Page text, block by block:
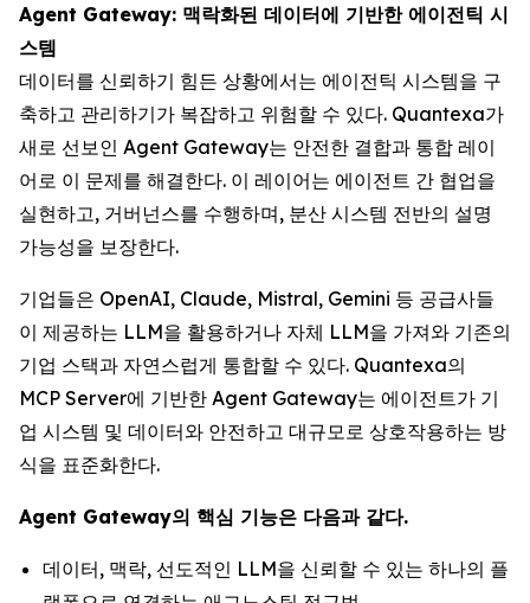
Agent Gateway: 맥락화된 데이터에 기반한 에이전틱 시
스템
데이터를 신뢰하기 힘든 상황에서는 에이전틱 시스템을 구
축하고 관리하기가 복잡하고 위험할 수 있다. Quantexa가
새로 선보인 Agent Gateway는 안전한 결합과 통합 레이
어로 이 문제를 해결한다. 이 레이어는 에이전트 간 협업을
실현하고, 거버넌스를 수행하며, 분산 시스템 전반의 설명
가능성을 보장한다.
기업들은 OpenAI, Claude, Mistral, Gemini 등 공급사들
이 제공하는 LLM을 활용하거나 자체 LLM을 가져와 기존의
기업 스택과 자연스럽게 통합할 수 있다. Quantexa의
MCP Server에 기반한 Agent Gateway는 에이전트가 기
업 시스템 및 데이터와 안전하고 대규모로 상호작용하는 방
식을 표준화한다.
Agent Gateway의 핵심 기능은 다음과 같다.
데이터, 맥락, 선도적인 LLM을 신뢰할 수 있는 하나의 플